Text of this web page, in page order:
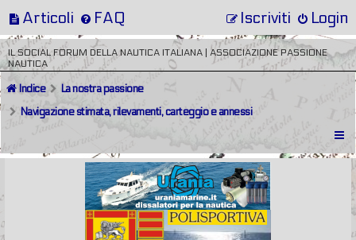
Articoli FAQ Login
Iscriviti
IL SOCIAL FORUM DELLA NAUTICA ITALIANA | ASSOCIAZIONE PASSIONE
NAUTICA
Indice
La nostra passione
Navigazione stimata, rilevamenti, carteggio e annessi